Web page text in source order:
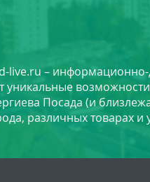
live.ru –
уникальные
Посада (и
различных товарах и